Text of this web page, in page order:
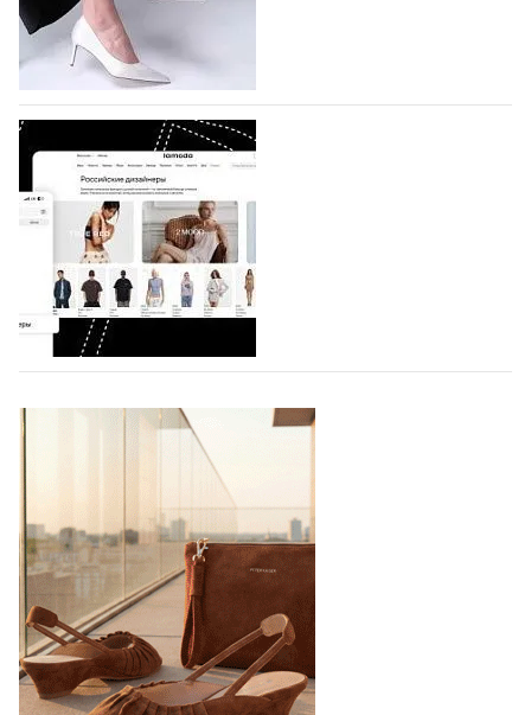
по 1 октября, уже подано 1047 заявок. Примерно
половину из них (494) прислали дизайнеры,
коллекции которых не были представлены в…
07.08.2026 893
BALLINA представит свои новинки на Euro
Shoes
Компания BALLINA Guangzhou Lihuang Footwear
Co., Ltd., основанная в 2011 году и расположенная в
Гуанчжоу, столице моды Китая, является
профессиональной обувной компанией,
объединяющей разработку, производство и…
07.08.2026 764
условия продвижения локальных
дизайнерских марок
Российский маркетплейс Lamoda решил обновить
раздел для продажи продукции локальных
дизайнерских марок одежды, обуви и аксессуаров.
Бренды также получат маркетинговую…
06.08.2026 957